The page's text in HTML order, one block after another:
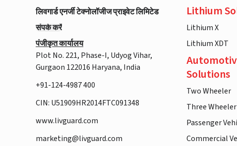
लिवगार्ड एनर्जी टेक्नोलॉजीज प्राइवेट लिमिटेड
संपर्क करें
पंजीकृत कार्यालय
Plot No. 221, Phase-I, Udyog Vihar,
Gurgaon 122016 Haryana, India
+91-124-4987 400
CIN: U51909HR2014FTC091348
www.livguard.com
marketing@livguard.com
Lithium
Lithium X
Lithium XDT
Solutions
Two Wheeler
Three Wheeler
Passenger
Commercial